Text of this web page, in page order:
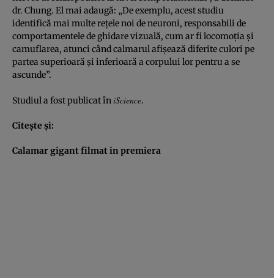
dr. Chung. El mai adaugă: „De exemplu, acest studiu
identifică mai multe reţele noi de neuroni, responsabili de
comportamentele de ghidare vizuală, cum ar fi locomoţia şi
camuflarea, atunci când calmarul afişează diferite culori pe
partea superioară şi inferioară a corpului lor pentru a se
ascunde”.
Studiul a fost publicat în iScience.
Citeşte şi:
Calamar gigant filmat in premiera